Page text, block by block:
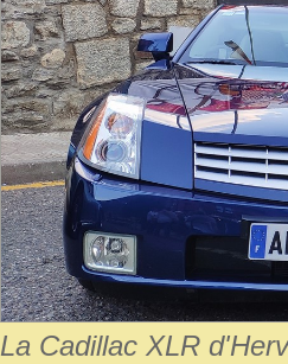
La Cadillac XLR